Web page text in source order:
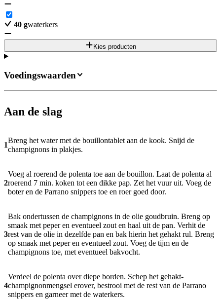
40 gwaterkers
Kies producten
Aan de slag
1
Breng het water met de bouillontablet aan de kook. Snijd de
champignons in plakjes.
2
Voeg al roerend de polenta toe aan de bouillon. Laat de polenta al
roerend 7 min. koken tot een dikke pap. Zet het vuur uit. Voeg de
boter en de Parrano snippers toe en roer goed door.
3
Bak ondertussen de champignons in de olie goudbruin. Breng op
smaak met peper en eventueel zout en haal uit de pan. Verhit de
rest van de olie in dezelfde pan en bak hierin het gehakt rul. Breng
op smaak met peper en eventueel zout. Voeg de tijm en de
champignons toe, met eventueel bakvocht.
4
Verdeel de polenta over diepe borden. Schep het gehakt-
champignonmengsel erover, bestrooi met de rest van de Parrano
snippers en garneer met de waterkers.
Voedingswaarden